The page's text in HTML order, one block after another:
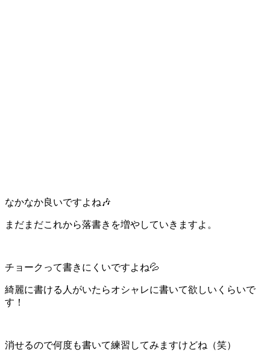
なかなか良いですよね🎶
まだまだこれから落書きを増やしていきますよ。
チョークって書きにくいですよね💦
綺麗に書ける人がいたらオシャレに書いて欲しいくらいで
す！
消せるので何度も書いて練習してみますけどね（笑）